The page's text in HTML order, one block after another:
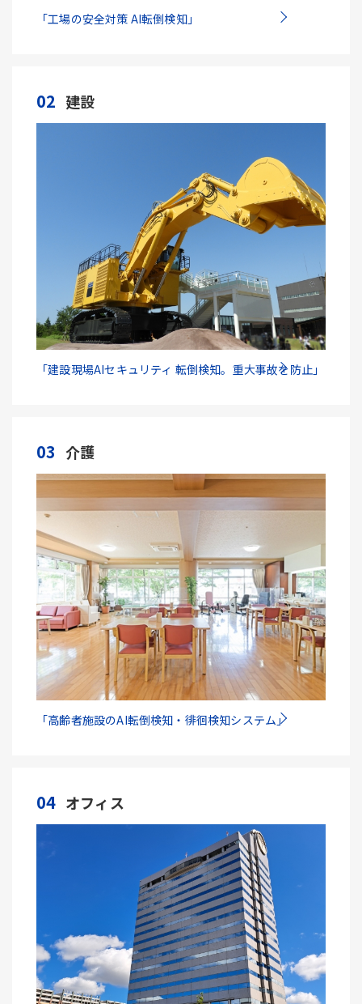
「工場の安全対策 AI転倒検知」
02 建設
「建設現場AIセキュリティ 転倒検知。重大事故を防止」
03 介護
「高齢者施設のAI転倒検知・徘徊検知システム」
04 オフィス